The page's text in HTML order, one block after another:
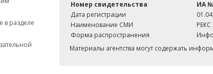
в разделе
Номер свидетельства
ИА №
Дата регистрации
Наименование СМИ
РЕКС
Форма распространения
Материалы агентства могут содержать